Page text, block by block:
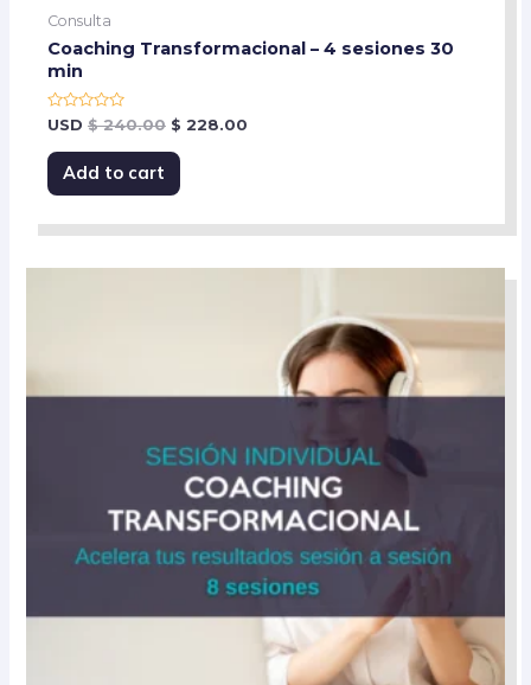
Consulta
Coaching Transformacional – 4 sesiones 30
min
Rated
out
of
USD $240.00 $ 228.00
Add to cart